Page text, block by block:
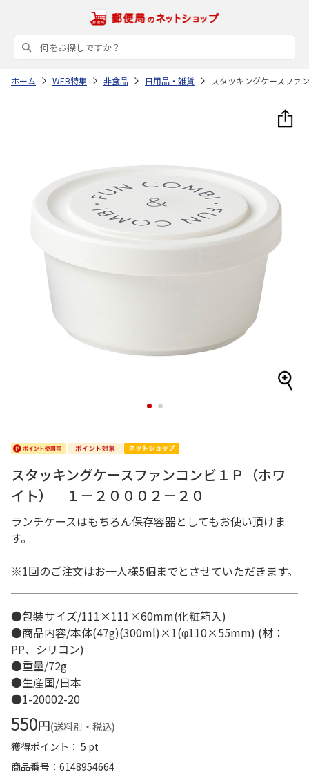
ホーム WEB特集 非食品 日用品・雑貨 スタッキングケースファ
1 2
スタッキングケースファンコンビ１Ｐ（ホワ
イト） １－２０００２－２０
ランチケースはもちろん保存容器としてもお使い頂けま
す。
※1回のご注文はお一人様5個までとさせていただきます。
●包装サイズ/111×111×60mm(化粧箱入)
●商品内容/本体(47g)(300ml)×1(φ110×55mm) (材：
PP、シリコン)
●重量/72g
●生産国/日本
●1-20002-20
550円(送料別・税込)
獲得ポイント： 5 pt
商品番号
6148954664